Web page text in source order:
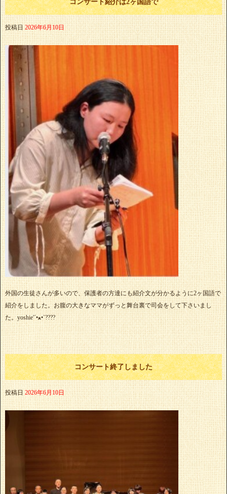
投稿日 2026年6月10日
外国の生徒さんが多いので、保護者の方達にも紹介文が分かるように2ヶ国語で
紹介をしました。お腹の大きなママがずっと舞台裏で司会をして下さいまし
た。yoshie'‎´•ﻌ•`????
コンサート終了しました
投稿日 2026年6月10日